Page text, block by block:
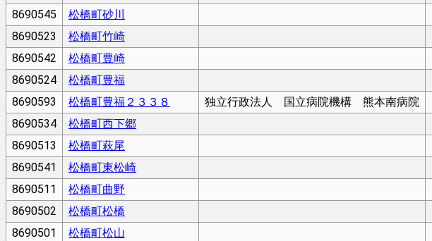
8690545
松橋町砂川
8690523
松橋町竹崎
8690542
松橋町豊崎
8690524
松橋町豊福
8690593
松橋町豊福２３３８ 独立行政法人 国立病院機構 熊本南病院
8690534
松橋町西下郷
8690513
松橋町萩尾
8690541
松橋町東松崎
8690511
松橋町曲野
8690502
松橋町松橋
8690501
松橋町松山